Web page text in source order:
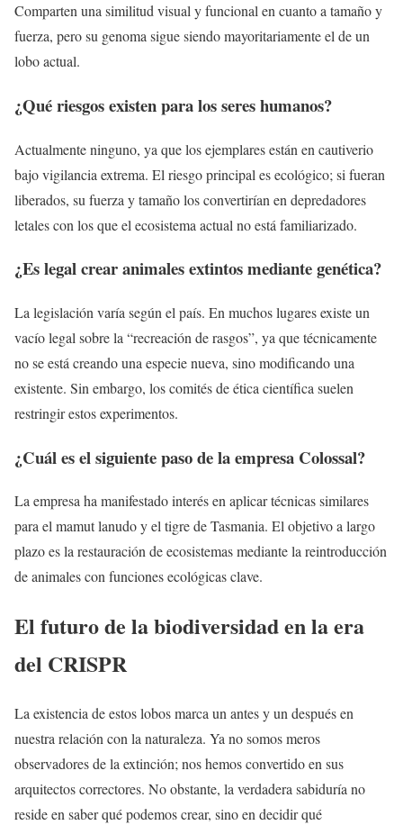
Comparten una similitud visual y funcional en cuanto a tamaño y
fuerza, pero su genoma sigue siendo mayoritariamente el de un
lobo actual.
¿Qué riesgos existen para los seres humanos?
Actualmente ninguno, ya que los ejemplares están en cautiverio
bajo vigilancia extrema. El riesgo principal es ecológico; si fueran
liberados, su fuerza y tamaño los convertirían en depredadores
letales con los que el ecosistema actual no está familiarizado.
¿Es legal crear animales extintos mediante genética?
La legislación varía según el país. En muchos lugares existe un
vacío legal sobre la “recreación de rasgos”, ya que técnicamente
no se está creando una especie nueva, sino modificando una
existente. Sin embargo, los comités de ética científica suelen
restringir estos experimentos.
¿Cuál es el siguiente paso de la empresa Colossal?
La empresa ha manifestado interés en aplicar técnicas similares
para el mamut lanudo y el tigre de Tasmania. El objetivo a largo
plazo es la restauración de ecosistemas mediante la reintroducción
de animales con funciones ecológicas clave.
El futuro de la biodiversidad en la era
del CRISPR
La existencia de estos lobos marca un antes y un después en
nuestra relación con la naturaleza. Ya no somos meros
observadores de la extinción; nos hemos convertido en sus
arquitectos correctores. No obstante, la verdadera sabiduría no
reside en saber qué podemos crear, sino en decidir qué